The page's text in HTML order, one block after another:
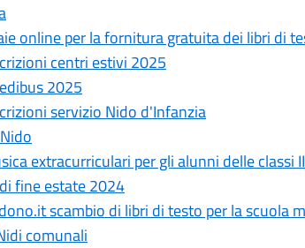
online per la fornitura gratuita dei libri di
centri estivi 2025
2025
servizio Nido d'Infanzia
extracurriculari per gli alunni delle classi
fine estate 2024
scambio di libri di testo per la scuola
comunali